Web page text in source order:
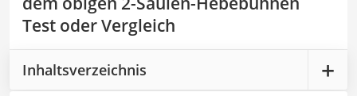
Test oder Vergleich
Inhaltsverzeichnis